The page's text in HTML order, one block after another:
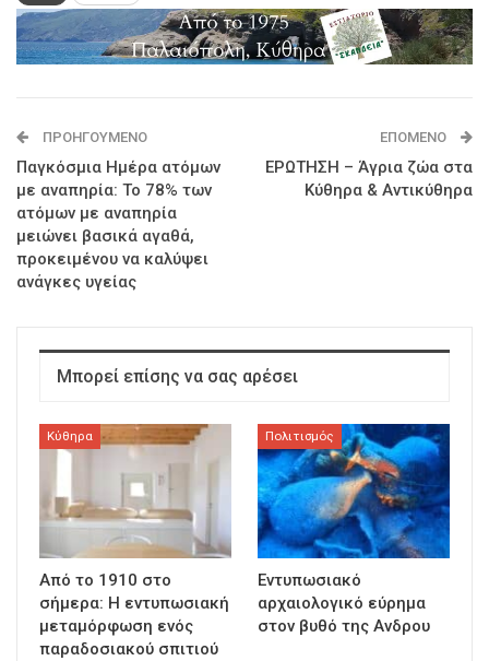
ΠΡΟΗΓΟΎΜΕΝΟ
Παγκόσμια Ημέρα ατόμων
με αναπηρία: Το 78% των
ατόμων με αναπηρία
μειώνει βασικά αγαθά,
προκειμένου να καλύψει
ανάγκες υγείας
ΕΠΌΜΕΝΟ
ΕΡΩTΗΣΗ – Άγρια ζώα στα
Κύθηρα & Αντικύθηρα
Μπορεί επίσης να σας αρέσει
Κύθηρα
Από το 1910 στο
σήμερα: Η εντυπωσιακή
μεταμόρφωση ενός
παραδοσιακού σπιτιού
Πολιτισμός
Εντυπωσιακό
αρχαιολογικό εύρημα
στον βυθό της Ανδρου